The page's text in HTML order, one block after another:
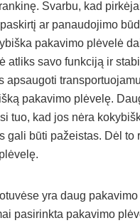
Svarbu, kad
ar panaudojimo
pakavimo plėvelė
atliks savo funkciją ir
apsaugoti
pakavimo plėvelę.
tuo, kad jos nėra
gali būti pažeistas. Dėl to
yra daug
pasirinkta pakavimo